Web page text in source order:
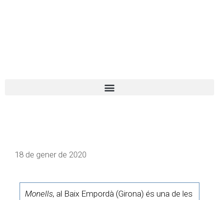
18 de gener de 2020
Monells, al Baix Empordà (Girona) és una de les